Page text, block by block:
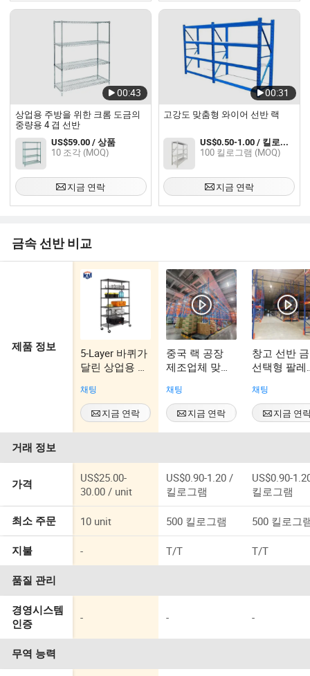
00:43
상업용 주방을 위한 크롬 도금의
중량용 4 겹 선반
US$59.00 / 상품
10 조각 (MOQ)
지금 연락
00:31
고강도 맞춤형 와이어 선반 랙
US$0.50-1.00 / 킬로그램
100 킬로그램 (MOQ)
지금 연락
금속 선반 비교
제품 정보
5-Layer 바퀴가
달린 상업용 산
소매 조절 가능
한 와이어 선반
공급업체
채팅
지금 연락
중국 랙 공장
제조업체 맞춤
팔레트 랙 저장
선반
채팅
지금 연락
창고 선반
선택형 팔레
200kg-
중량 강철
저장 팔레트
시스템
채팅
지금 연
거래 정보
가격
US$25.00-
30.00 / unit
US$0.90-1.20 /
킬로그램
US$0.90-
킬로그램
최소 주문 10 unit 500 킬로그램 500 킬로그
지불 - T/T T/T
품질 관리
경영시스템
인증
- - -
무역 능력